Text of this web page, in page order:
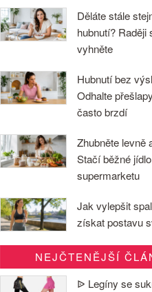
Děláte stále
hubnutí? Raději
vyhněte
Hubnutí bez
Odhalte
často brzdí
Zhubněte levně
Stačí běžné
supermarketu
Jak vylepšit
získat postavu
NEJČTENĚJŠÍ
ᐉ Legíny se